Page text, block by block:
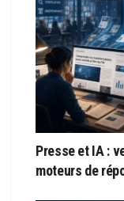
Presse et IA :
moteurs de